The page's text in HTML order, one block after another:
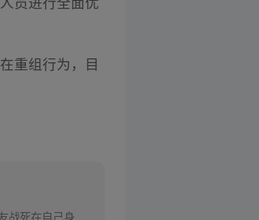
重组行为，目
战死在自己身